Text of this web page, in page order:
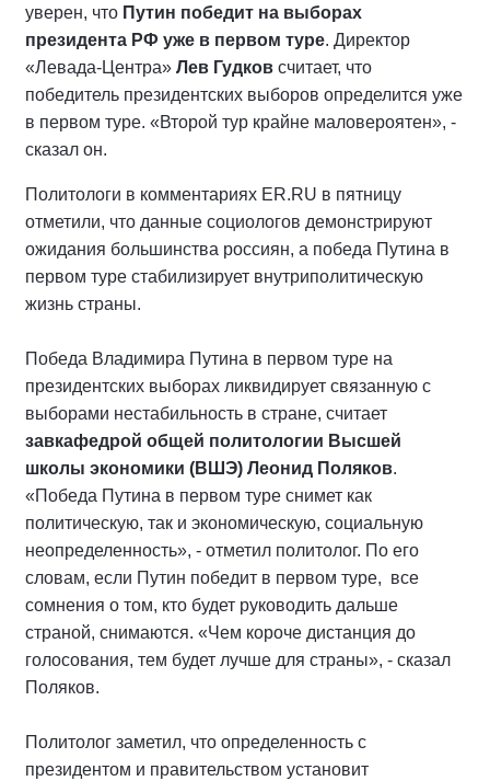
уверен, что Путин победит на выборах
президента РФ уже в первом туре. Директор
«Левада-Центра» Лев Гудков считает, что
победитель президентских выборов определится уже
в первом туре. «Второй тур крайне маловероятен», -
сказал он.
Политологи в комментариях ER.RU в пятницу
отметили, что данные социологов демонстрируют
ожидания большинства россиян, а победа Путина в
первом туре стабилизирует внутриполитическую
жизнь страны.
Победа Владимира Путина в первом туре на
президентских выборах ликвидирует связанную с
выборами нестабильность в стране, считает
завкафедрой общей политологии Высшей
школы экономики (ВШЭ) Леонид Поляков.
«Победа Путина в первом туре снимет как
политическую, так и экономическую, социальную
неопределенность», - отметил политолог. По его
словам, если Путин победит в первом туре, все
сомнения о том, кто будет руководить дальше
страной, снимаются. «Чем короче дистанция до
голосования, тем будет лучше для страны», - сказал
Поляков.
Политолог заметил, что определенность с
президентом и правительством установит